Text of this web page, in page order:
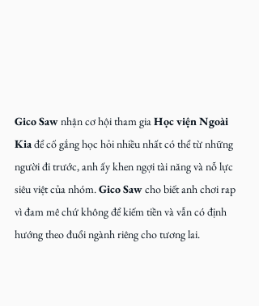
Gico Saw nhận cơ hội tham gia Học viện Ngoài
Kia để cố gắng học hỏi nhiều nhất có thể từ những
người đi trước, anh ấy khen ngợi tài năng và nỗ lực
siêu việt của nhóm. Gico Saw cho biết anh chơi rap
vì đam mê chứ không để kiếm tiền và vẫn có định
hướng theo đuổi ngành riêng cho tương lai.